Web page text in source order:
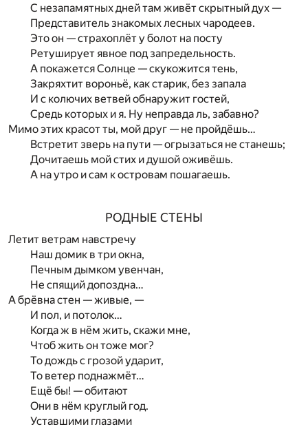
С незапамятных дней там живёт скрытный дух —
Представитель знакомых лесных чародеев.
Это он — страхоплёт у болот на посту
Ретуширует явное под запредельность.
А покажется Солнце — скукожится тень,
Закряхтит вороньё, как старик, без запала
И с колючих ветвей обнаружит гостей,
Средь которых и я. Ну неправда ль, забавно?
Мимо этих красот ты, мой друг — не пройдёшь…
Встретит зверь на пути — огрызаться не станешь;
Дочитаешь мой стих и душой оживёшь.
А на утро и сам к островам пошагаешь.
РОДНЫЕ СТЕНЫ
Летит ветрам навстречу
Наш домик в три окна,
Печным дымком увенчан,
Не спящий допоздна…
А брёвна стен — живые, —
И пол, и потолок…
Когда ж в нём жить, скажи мне,
Чтоб жить он тоже мог?
То дождь с грозой ударит,
То ветер поднажмёт…
Ещё бы! — обитают
Они в нём круглый год.
Уставшими глазами